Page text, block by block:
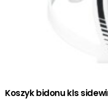
Koszyk bidonu kls